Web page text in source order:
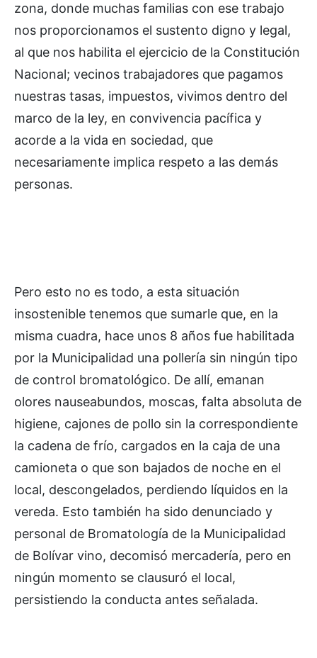
zona, donde muchas familias con ese trabajo
nos proporcionamos el sustento digno y legal,
al que nos habilita el ejercicio de la Constitución
Nacional; vecinos trabajadores que pagamos
nuestras tasas, impuestos, vivimos dentro del
marco de la ley, en convivencia pacífica y
acorde a la vida en sociedad, que
necesariamente implica respeto a las demás
personas.
Pero esto no es todo, a esta situación
insostenible tenemos que sumarle que, en la
misma cuadra, hace unos 8 años fue habilitada
por la Municipalidad una pollería sin ningún tipo
de control bromatológico. De allí, emanan
olores nauseabundos, moscas, falta absoluta de
higiene, cajones de pollo sin la correspondiente
la cadena de frío, cargados en la caja de una
camioneta o que son bajados de noche en el
local, descongelados, perdiendo líquidos en la
vereda. Esto también ha sido denunciado y
personal de Bromatología de la Municipalidad
de Bolívar vino, decomisó mercadería, pero en
ningún momento se clausuró el local,
persistiendo la conducta antes señalada.